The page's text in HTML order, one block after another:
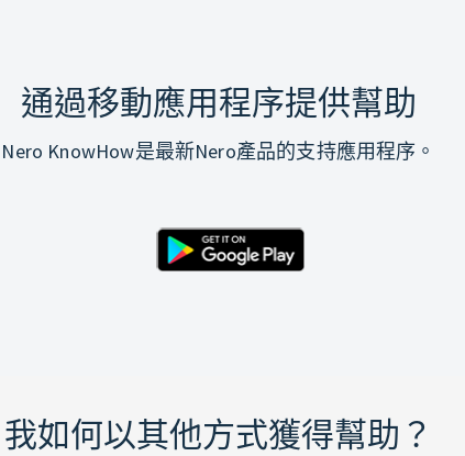
通過移動應用程序提供幫助
Nero KnowHow是最新Nero產品的支持應用程序。
我如何以其他方式獲得幫助？